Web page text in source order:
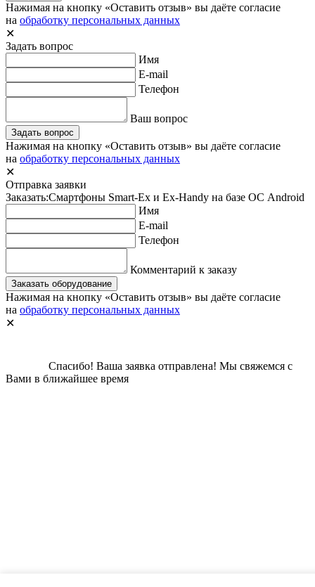
Нажимая на кнопку «Оставить отзыв» вы даёте согласие
на обработку персональных данных
✕
Задать вопрос
Имя
E-mail
Телефон
Ваш вопрос
Задать вопрос
Нажимая на кнопку «Оставить отзыв» вы даёте согласие
на обработку персональных данных
✕
Отправка заявки
Заказать:Смартфоны Smart-Ex и Ex-Handy на базе ОС Android
Имя
E-mail
Телефон
Комментарий к заказу
Заказать оборудование
Нажимая на кнопку «Оставить отзыв» вы даёте согласие
на обработку персональных данных
✕
Спасибо! Ваша заявка отправлена! Мы свяжемся с
Вами в ближайшее время